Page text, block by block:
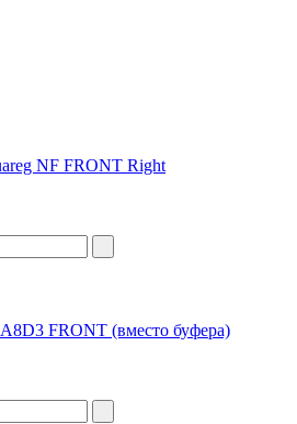
NF FRONT Right
FRONT (вместо буфера)